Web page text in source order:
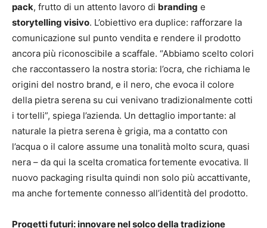
pack, frutto di un attento lavoro di branding e
storytelling visivo. L’obiettivo era duplice: rafforzare la
comunicazione sul punto vendita e rendere il prodotto
ancora più riconoscibile a scaffale. “Abbiamo scelto colori
che raccontassero la nostra storia: l’ocra, che richiama le
origini del nostro brand, e il nero, che evoca il colore
della pietra serena su cui venivano tradizionalmente cotti
i tortelli”, spiega l’azienda. Un dettaglio importante: al
naturale la pietra serena è grigia, ma a contatto con
l’acqua o il calore assume una tonalità molto scura, quasi
nera – da qui la scelta cromatica fortemente evocativa. Il
nuovo packaging risulta quindi non solo più accattivante,
ma anche fortemente connesso all’identità del prodotto.
Progetti futuri: innovare nel solco della tradizione